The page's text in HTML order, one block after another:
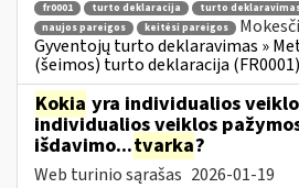
fr0001 turto deklaracija turto
naujos pareigos
keitėsi pareigos
Gyventojų turto deklaravimas »
(šeimos) turto deklaracija (FR0001)
Kokia yra individualios
individualios veiklos
išdavimo...tvarka?
Web turinio sąrašas 2026-01-19